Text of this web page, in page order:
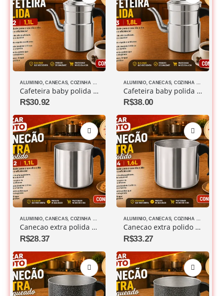
ALUMINIO,CANECAS, COZINHA DIVERSOS
Cafeteira baby polida Nº 2 1,1L
R$30.92
ALUMINIO,CANECAS, COZINHA DIVERSOS
Cafeteira baby polida Nº 3 1,8L
R$38.00
ALUMINIO,CANECAS, COZINHA DIVERSOS
Canecao extra polida – Nº 12 -1.1L
R$28.37
ALUMINIO,CANECAS, COZINHA DIVERSOS
Canecao extra polido – Nº 14 – 1.6L
R$33.27